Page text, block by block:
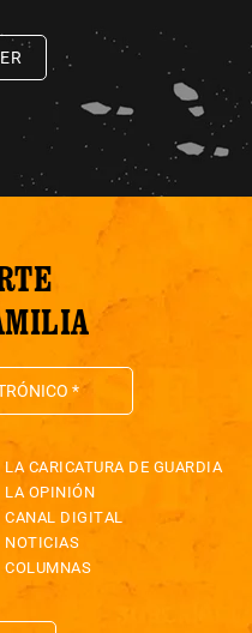
LA CARICATURA DE GUARDIA
LA OPINIÓN
CANAL DIGITAL
NOTICIAS
COLUMNAS